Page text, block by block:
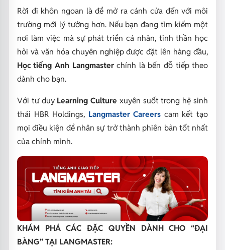
Rời đi khôn ngoan là để mở ra cánh cửa đến với môi
trường mới lý tưởng hơn. Nếu bạn đang tìm kiếm một
nơi làm việc mà sự phát triển cá nhân, tinh thần học
hỏi và văn hóa chuyên nghiệp được đặt lên hàng đầu,
Học tiếng Anh Langmasterchính là bến đỗ tiếp theo
dành cho bạn.
Với tư duy Learning Culture xuyên suốt trong hệ sinh
thái HBR Holdings, Langmaster Careers cam kết tạo
mọi điều kiện để nhân sự trở thành phiên bản tốt nhất
của chính mình.
KHÁM PHÁ CÁC ĐẶC QUYỀN DÀNH CHO “ĐẠI
BÀNG” TẠI LANGMASTER: